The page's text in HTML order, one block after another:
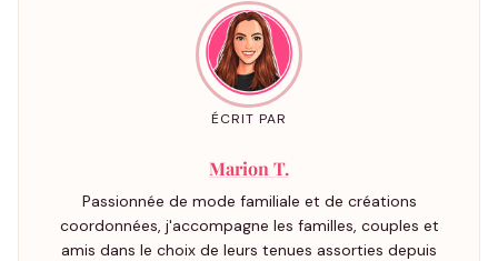
ÉCRIT PAR
Marion T.
Passionnée de mode familiale et de créations
coordonnées, j'accompagne les familles, couples et
amis dans le choix de leurs tenues assorties depuis